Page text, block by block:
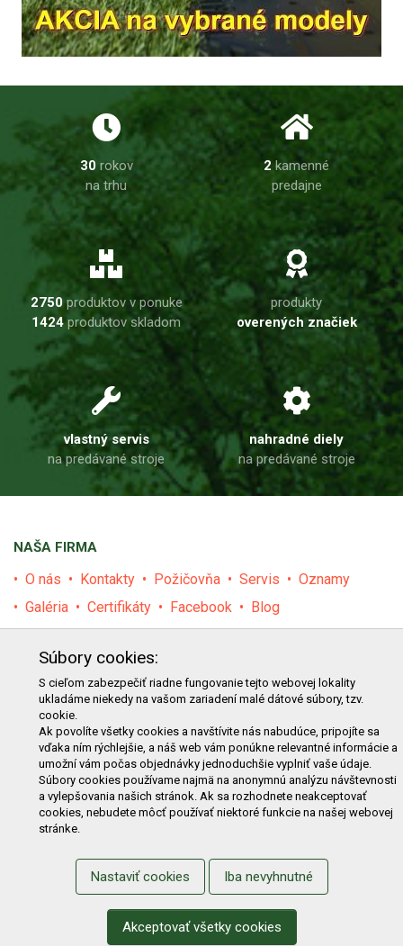
30rokov
na trhu
2 kamenné
predajne
2750produktov v ponuke
1424produktov skladom
produkty
overených značiek
vlastný servis
na predávané stroje
nahradné diely
na predávané stroje
NAŠA FIRMA
O nás Kontakty Požičovňa Servis
Oznamy
Galéria
Certifikáty Facebook Blog
E-shop Akcie Darčekové poukážky
Katalógy
Zľavy
Novinky Predávané značky
Bazár
Výzvy pre obce a firmy
NAKUPOVANIE
Obchodné podmienky
Cenník prepravy
Reklamačný poriadok
Odstúpenie od kúpy
Protokol na odstúpenie od kúpy
Alternatívne riešenie sporu
Ochrana osobných údajov
Používanie cookies
Nákup na splátky
Súbory cookies:
S cieľom zabezpečiť riadne fungovanie tejto webovej lokality
ukladáme niekedy na vašom zariadení malé dátové súbory, tzv.
cookie.
Ak povolíte všetky cookies a navštívite nás nabudúce, pripojíte sa
vďaka ním rýchlejšie, a náš web vám ponúkne relevantné informácie a
umožní vám počas objednávky jednoduchšie vyplniť vaše údaje.
Súbory cookies používame najmä na anonymnú analýzu návštevnosti
a vylepšovania našich stránok. Ak sa rozhodnete neakceptovať
cookies, nebudete môcť používať niektoré funkcie na našej webovej
stránke.
Nastaviť cookies Iba nevyhnutné
Akceptovať všetky cookies